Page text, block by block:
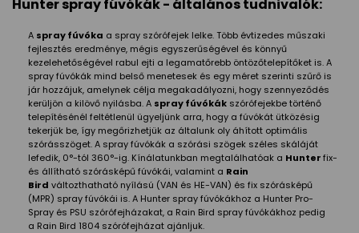
Hunter spray fúvókák - általános tudnivalók:
A spray fúvóka a spray szórófejek lelke. Több évtizedes műszaki
fejlesztés eredménye, mégis egyszerűségével és könnyű
kezelehetőségével rabul ejti a legamatőrebb öntözőtelepítőket is. A
spray fúvókák mind belső menetesek és egy méret szerinti szűrő is
jár hozzájuk, amelynek célja megakadályozni, hogy szennyeződés
kerüljön a kilövő nyilásba. A spray fúvókák szórófejekbe történő
telepítésénél feltétlenül ügyeljünk arra, hogy a fúvókát ütközésig
tekerjük be, így megőrizhetjük az általunk oly áhított optimális
szórásszöget. A spray fúvókák a szórási szögek széles skáláját
lefedik, 0°-tól 360°-ig. Kínálatunkban megtalálhatóak a Hunterfix-
és állítható szórásképű fúvókái, valamint a Rain
Bird változthatható nyílású (VAN és HE-VAN) és fix szórásképű
(MPR) spray fúvókái is. A Hunter spray fúvókákhoz a Hunter Pro-
Spray és PSU szórófejházakat, a Rain Bird spray fúvókákhoz pedig
a Rain Bird 1804 szórófejházat ajánljuk.